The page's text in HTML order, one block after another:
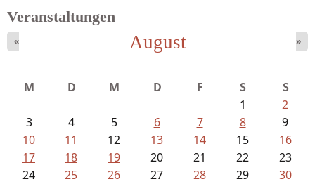
Mayer König, Wolfgang - Dichtungen...
Veranstaltungen
August
« »
M D M D F S
S
1
2
3
4 5 6 7 8
9
10
11 12 13 14 15
16
17
18 19 20 21 22
23
24
25 26 27 28 29
30